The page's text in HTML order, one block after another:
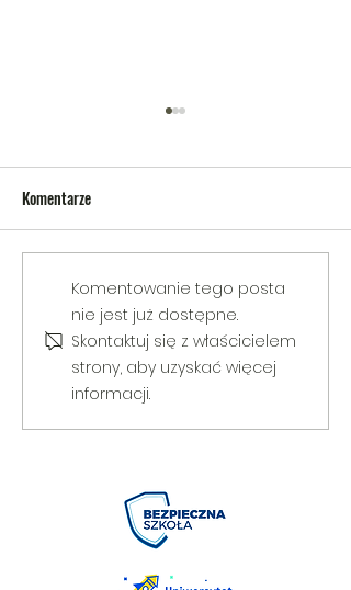
V Gminny Turniej Szachowy o
Puchar Burmistrza Bełżyc
Komentarze
Komentowanie tego posta
nie jest już dostępne.
Skontaktuj się z właścicielem
strony, aby uzyskać więcej
informacji.